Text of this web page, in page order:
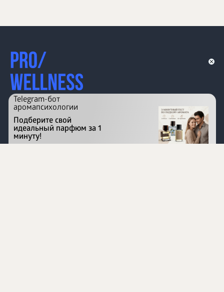
Перейти на сайт
Telegram-бот
аромапсихологии
Подберите свой
идеальный парфюм за 1
минуту!